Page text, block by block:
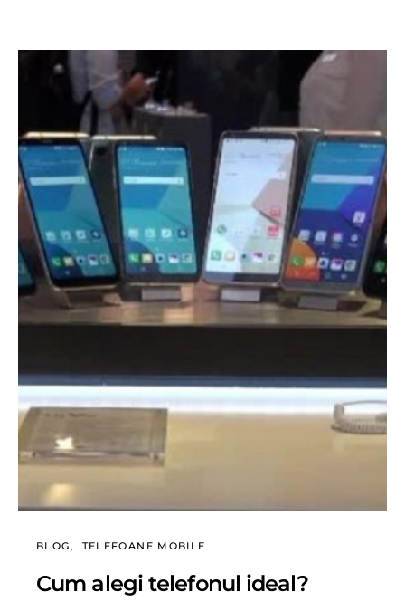
BLOG TELEFOANE MOBILE
Cum alegi telefonul ideal?